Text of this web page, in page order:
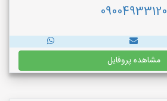
09004933120
مشاهده پروفایل